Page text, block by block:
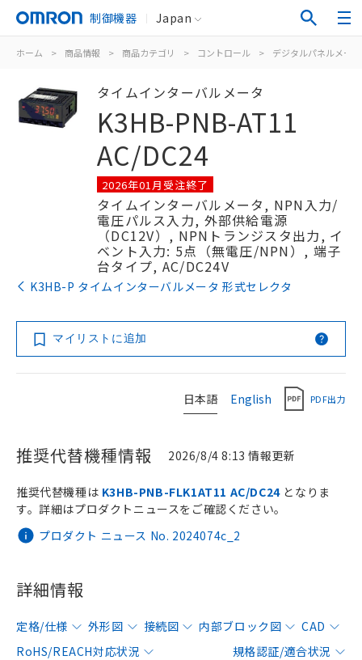
制御機器 Japan
ホーム > 商品情報 > 商品カテゴリ > コントロール > デジタルパネルメータ
タイムインターバルメータ
K3HB-PNB-AT11
AC/DC24
2026年01月受注終了
タイムインターバルメータ, NPN入力/
電圧パルス入力, 外部供給電源
（DC12V）, NPNトランジスタ出力, イ
ベント入力: 5点（無電圧/NPN）, 端子
台タイプ, AC/DC24V
K3HB-P タイムインターバルメータ 形式セレクタ
マイリストに追加
日本語 English PDF出力
推奨代替機種情報 2026/8/4 8:13 情報更新
プロダクト ニュース No. 2024074c_2
推奨代替機種は K3HB-PNB-FLK1AT11 AC/DC24となりま
す。詳細はプロダクトニュースをご確認ください。
詳細情報
定格/仕様 外形図 接続図 内部ブロック図
CAD
RoHS/REACH対応状況
規格認証/適合状況